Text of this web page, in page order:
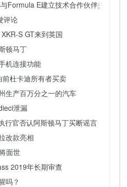
Formula E建立技术合作伙伴关系
评论
S GT来到英国
顿马丁
机连接功能
杜卡迪所有者买卖
生产百万分之一的汽车
泄漏
行官否认阿斯顿马丁买断谣言
改款亮相
面世
2019年长期审查
吗？